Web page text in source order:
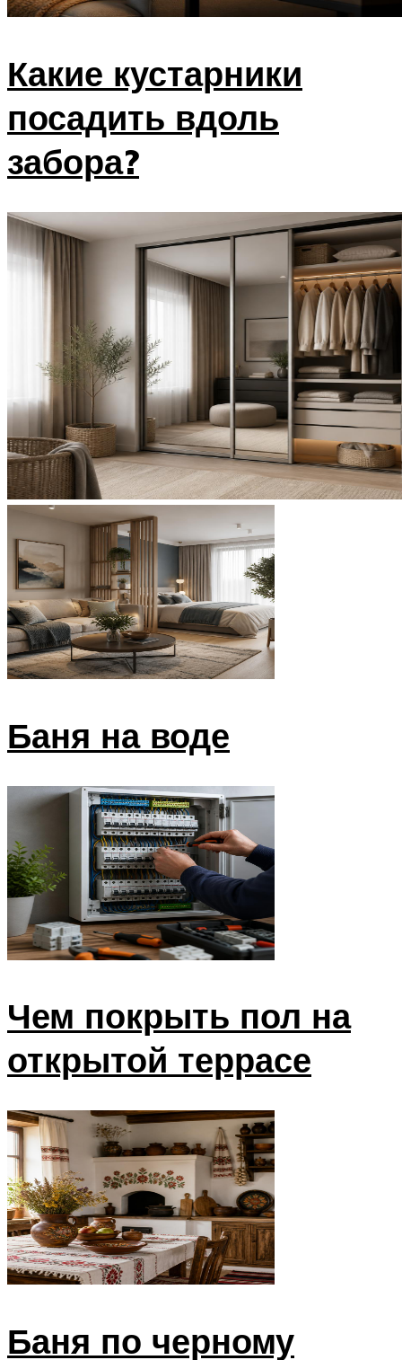
Какие кустарники
посадить вдоль
забора?
Баня на воде
Чем покрыть пол на
открытой террасе
Баня по черному